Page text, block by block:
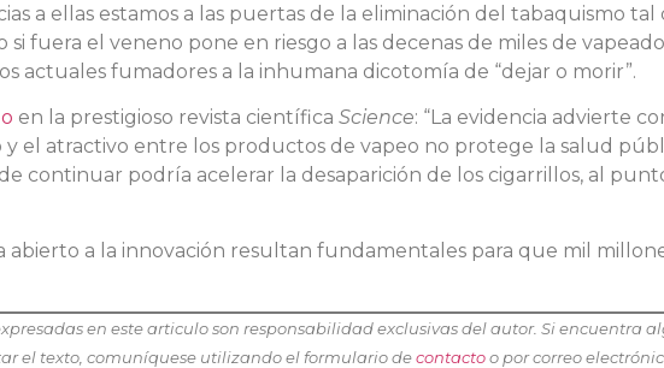
a ellas estamos a las puertas de la eliminación del tabaquismo
si fuera el veneno pone en riesgo a las decenas de miles de
actuales fumadores a la inhumana dicotomía de “dejar o morir”.
en la prestigioso revista científica Science: “La evidencia advierte
y el atractivo entre los productos de vapeo no protege la salud
continuar podría acelerar la desaparición de los cigarrillos, al
a la innovación resultan fundamentales para que mil
en este articulo son responsabilidad exclusivas del autor. Si encuentra
el texto, comuníquese utilizando el formulario decontactoo por correo